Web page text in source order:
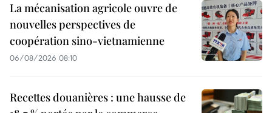
La mécanisation agricole ouvre de
nouvelles perspectives de
coopération sino-vietnamienne
06/08/2026 08:10
Recettes douanières : une hausse de